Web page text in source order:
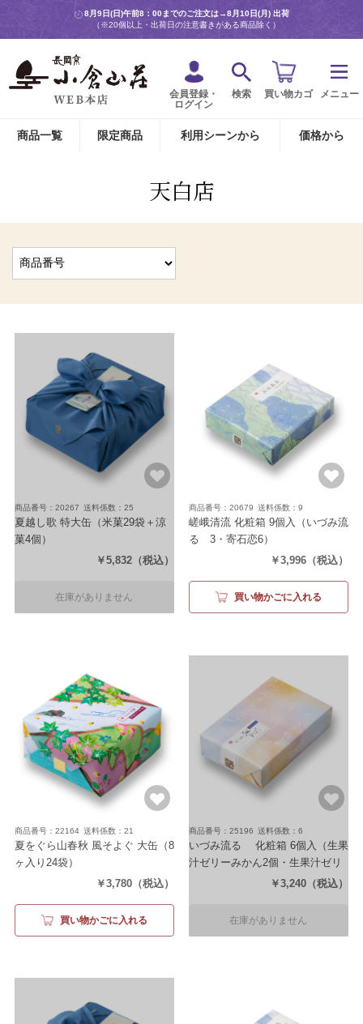
8月9日(日)午前8：00までのご注文は→8月10日(月) 出荷
（※20個以上・出荷日の注意書きがある商品除く）
会員登録・
ログイン
検索 買い物カゴ メニュー
商品一覧 限定商品 利用シーンから 価格から
天白店
商品番号：20267 送料係数：25
夏越し歌 特大缶（米菓29袋＋涼
菓4個）
￥5,832 （税込）
在庫がありません
商品番号：20679 送料係数：9
嵯峨清流 化粧箱 9個入
（いづみ流
るゝ3・寄石恋6）
￥3,996 （税込）
買い物かごに入れる
商品番号：22164 送料係数：21
夏をぐら山春秋 風そよぐ 大缶（8
ヶ入り24袋）
￥3,780 （税込）
買い物かごに入れる
商品番号：25196 送料係数：6
いづみ流るゝ 化粧箱 6個入
（生果
汁ゼリーみかん2個・生果汁ゼリ
ーもも2個・生水羊羹2個）
￥3,240 （税込）
在庫がありません